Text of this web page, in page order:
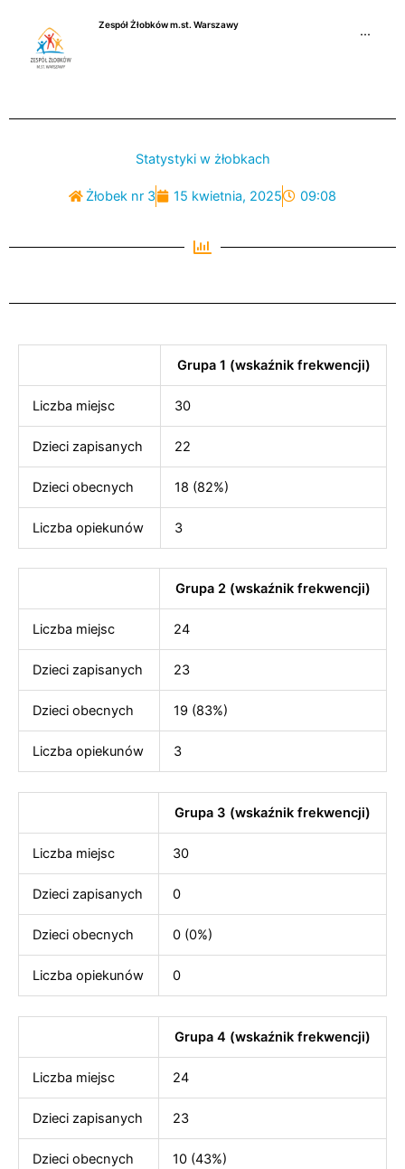
Zespół Żłobków m.st. Warszawy
···
Statystyki w żłobkach
Żłobek nr 3 15 kwietnia, 2025 09:08
Grupa 1 (wskaźnik frekwencji)
Liczba miejsc 30
Dzieci zapisanych 22
Dzieci obecnych 18 (82%)
Liczba opiekunów 3
Grupa 2 (wskaźnik frekwencji)
Liczba miejsc 24
Dzieci zapisanych 23
Dzieci obecnych 19 (83%)
Liczba opiekunów 3
Grupa 3 (wskaźnik frekwencji)
Liczba miejsc 30
Dzieci zapisanych 0
Dzieci obecnych 0 (0%)
Liczba opiekunów 0
Grupa 4 (wskaźnik frekwencji)
Liczba miejsc 24
Dzieci zapisanych 23
Dzieci obecnych 10 (43%)